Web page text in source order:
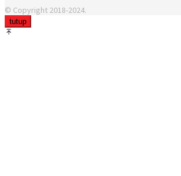
© Copyright 2018-2024.
tutup